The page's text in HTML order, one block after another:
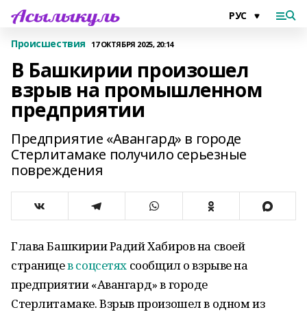
Происшествия 17 ОКТЯБРЯ 2025, 20:14
В Башкирии произошел
взрыв на промышленном
предприятии
Предприятие «Авангард» в городе
Стерлитамаке получило серьезные
повреждения
Глава Башкирии Радий Хабиров на своей
страницев соцсетях сообщил о взрыве на
предприятии «Авангард» в городе
Стерлитамаке. Взрыв произошел в одном из